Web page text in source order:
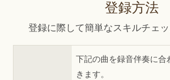
登録方法
登録に際して簡単なスキルチェッ
下記の曲を録音伴奏に合
きます。